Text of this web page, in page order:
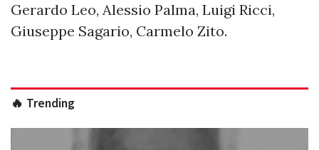
Gerardo Leo, Alessio Palma, Luigi Ricci,
Giuseppe Sagario, Carmelo Zito.
🔥 Trending